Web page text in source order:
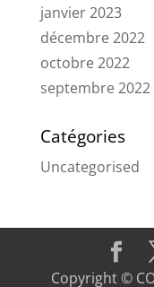
janvier 2023
décembre 2022
octobre 2022
septembre 2022
Catégories
Uncategorised
Copyright ©